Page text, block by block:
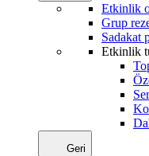
Etkinlik
Grup
Sadakat
Etkinlik
Geri